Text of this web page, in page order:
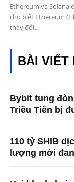
Ethereum và Solana
cho biết Ethereum
thay đổi...
BÀI VIẾT
Bybit tung
Triều Tiên bị
110 tỷ SHIB
lượng mới